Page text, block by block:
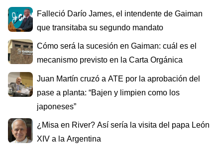
Falleció Darío James, el intendente de Gaiman
que transitaba su segundo mandato
Cómo será la sucesión en Gaiman: cuál es el
mecanismo previsto en la Carta Orgánica
Juan Martín cruzó a ATE por la aprobación del
pase a planta: “Bajen y limpien como los
japoneses”
¿Misa en River? Así sería la visita del papa León
XIV a la Argentina